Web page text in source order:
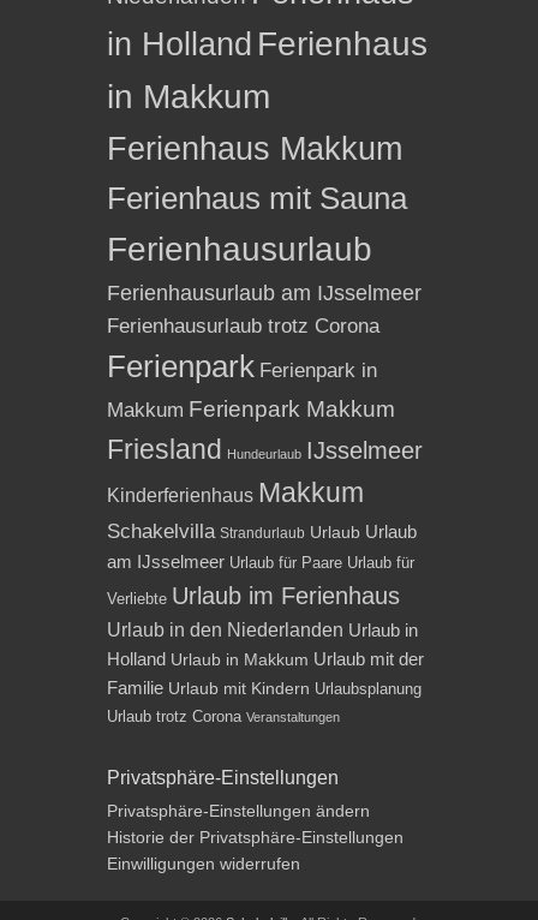
in Holland Ferienhaus
in Makkum
Ferienhaus Makkum
Ferienhaus mit Sauna
Ferienhausurlaub
Ferienhausurlaub am IJsselmeer
Ferienhausurlaub trotz Corona
Ferienpark Ferienpark in
Makkum Ferienpark Makkum
Friesland Hundeurlaub IJsselmeer
Kinderferienhaus Makkum
Schakelvilla Strandurlaub Urlaub Urlaub
am IJsselmeer Urlaub für Paare Urlaub für
Verliebte Urlaub im Ferienhaus
Urlaub in den Niederlanden Urlaub in
Holland Urlaub in Makkum Urlaub mit der
Familie Urlaub mit Kindern Urlaubsplanung
Urlaub trotz Corona Veranstaltungen
Privatsphäre-Einstellungen
Privatsphäre-Einstellungen ändern
Historie der Privatsphäre-Einstellungen
Einwilligungen widerrufen